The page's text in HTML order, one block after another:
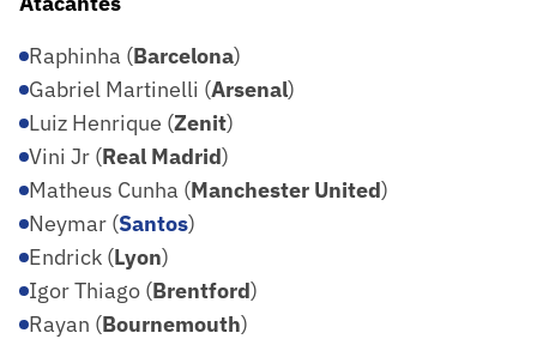
Raphinha (Barcelona)
Gabriel Martinelli (Arsenal)
Luiz Henrique (Zenit)
Vini Jr (Real Madrid)
Matheus Cunha (Manchester United)
Neymar (Santos)
Endrick (Lyon)
Igor Thiago (Brentford)
Rayan (Bournemouth)